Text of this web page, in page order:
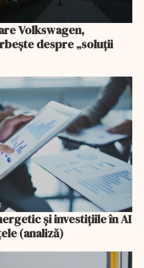
Volkswagen,
despre „soluții
și investițiile în AI
(analiză)